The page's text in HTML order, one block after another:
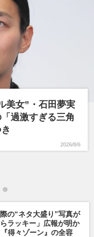
美女”・石田夢実
過激すぎる三角
2026/8/6
の“ネタ大盛り”写真が
ラッキー」広報が明か
得々ゾーン』の全容